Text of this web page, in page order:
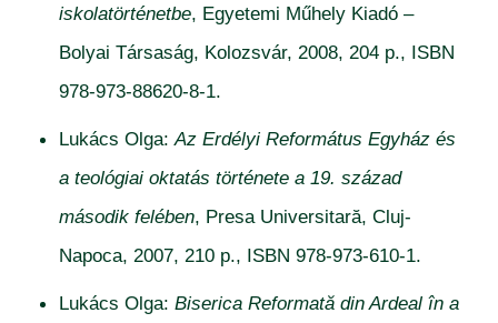
iskolatörténetbe, Egyetemi Műhely Kiadó –
Bolyai Társaság, Kolozsvár, 2008, 204 p., ISBN
978-973-88620-8-1.
Lukács Olga:Az Erdélyi Református Egyház és
a teológiai oktatás története a 19. század
második felében, Presa Universitară, Cluj-
Napoca, 2007, 210 p., ISBN 978-973-610-1.
Lukács Olga: Biserica Reformată din Ardeal în a